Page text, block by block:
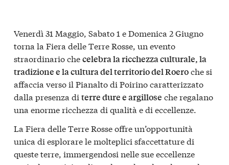
Venerdì 31 Maggio, Sabato 1 e Domenica 2 Giugno
torna la Fiera delle Terre Rosse, un evento
straordinario checelebra la ricchezza culturale, la
tradizione e la cultura del territorio del Roeroche si
affaccia verso il Pianalto di Poirino caratterizzato
dalla presenza di terre dure e argillose che regalano
una enorme ricchezza di qualità e di eccellenze.
La Fiera delle Terre Rosse offre un’opportunità
unica di esplorare le molteplici sfaccettature di
queste terre, immergendosi nelle sue eccellenze